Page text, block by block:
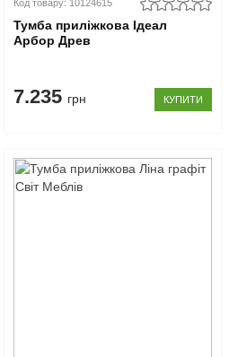
Код товару: 10124615
Тумба приліжкова Ідеал
Арбор Древ
7.235 грн КУПИТИ